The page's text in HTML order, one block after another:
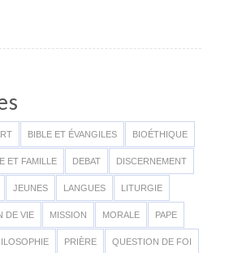
BIBLE ET ÉVANGILES BIOÉTHIQUE
ET FAMILLE DEBAT DISCERNEMENT
JEUNES LANGUES LITURGIE
DE VIE MISSION MORALE PAPE
PRIÈRE QUESTION DE FOI